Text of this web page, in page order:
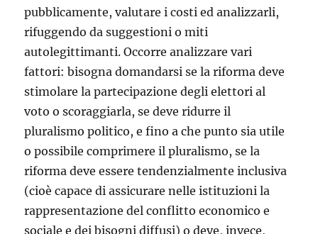
pubblicamente, valutare i costi ed analizzarli,
rifuggendo da suggestioni o miti
autolegittimanti. Occorre analizzare vari
fattori: bisogna domandarsi se la riforma deve
stimolare la partecipazione degli elettori al
voto o scoraggiarla, se deve ridurre il
pluralismo politico, e fino a che punto sia utile
o possibile comprimere il pluralismo, se la
riforma deve essere tendenzialmente inclusiva
(cioè capace di assicurare nelle istituzioni la
rappresentazione del conflitto economico e
sociale e dei bisogni diffusi) o deve, invece,